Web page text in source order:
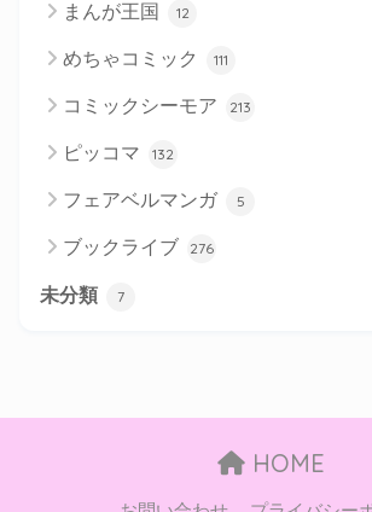
まんが王国 12
めちゃコミック 111
コミックシーモア 213
ピッコマ 132
フェアベルマンガ 5
ブックライブ 276
未分類 7
HOME